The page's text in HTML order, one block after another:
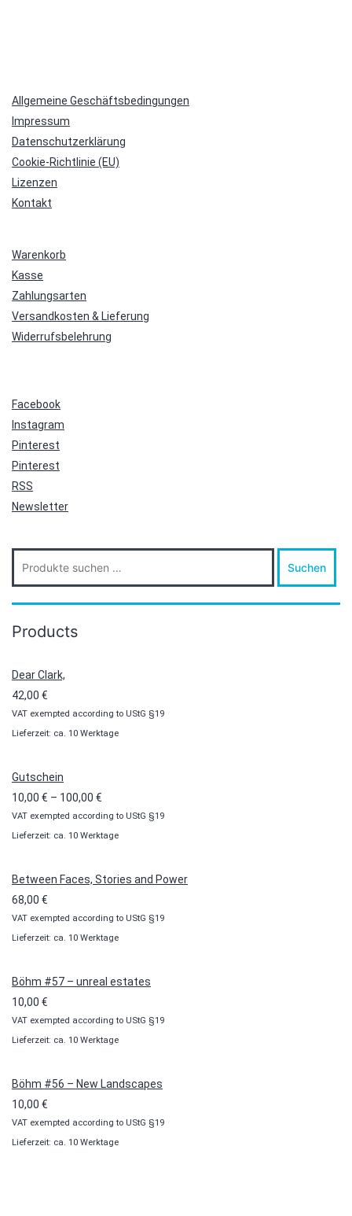
Allgemeine Geschäftsbedingungen
Impressum
Datenschutzerklärung
Cookie-Richtlinie (EU)
Lizenzen
Kontakt
Warenkorb
Kasse
Zahlungsarten
Versandkosten & Lieferung
Widerrufsbelehrung
Facebook
Instagram
Pinterest
Pinterest
RSS
Newsletter
Suche
nach:
Suchen
Products
Dear Clark,
42,00 €
VAT exempted according to UStG §19
Lieferzeit: ca. 10 Werktage
Gutschein
10,00 € – 100,00 €
10,00 €
bis
VAT exempted according to UStG §19
Lieferzeit: ca. 10 Werktage
Between Faces, Stories and Power
68,00 €
VAT exempted according to UStG §19
Lieferzeit: ca. 10 Werktage
Böhm #57 – unreal estates
10,00 €
VAT exempted according to UStG §19
Lieferzeit: ca. 10 Werktage
Böhm #56 – New Landscapes
10,00 €
VAT exempted according to UStG §19
Lieferzeit: ca. 10 Werktage